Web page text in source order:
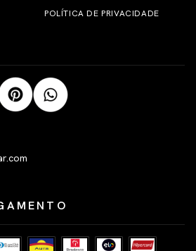
POLÍTICA DE PRIVACIDADE